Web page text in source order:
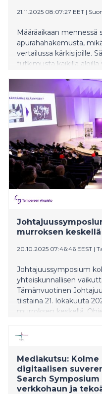
21.11.2025 08:07:27 EET |
Määräaikaan mennessä
apurahahakemusta,
vertailussa kärkisijoille.
tutkimusta kaikilla
murroksen keskellä
20.10.2025 07:46:46 EEST |
Johtajuussymposium
yhteiskunnallisen
Tämänvuotinen
tiistaina 21. lokakuuta
murroksen keskellä.
Mediakutsu: Kolme
digitaalisen
Search
verkkohaun ja